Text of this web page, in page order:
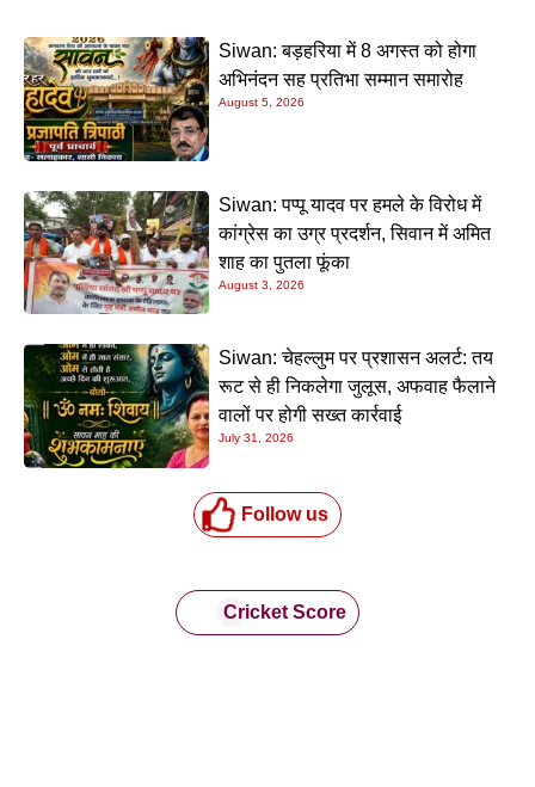
Siwan: बड़हरिया में 8 अगस्त को होगा
अभिनंदन सह प्रतिभा सम्मान समारोह
August 5, 2026
Siwan: पप्पू यादव पर हमले के विरोध में
कांग्रेस का उग्र प्रदर्शन, सिवान में अमित
शाह का पुतला फूंका
August 3, 2026
Siwan: चेहल्लुम पर प्रशासन अलर्ट: तय
रूट से ही निकलेगा जुलूस, अफवाह फैलाने
वालों पर होगी सख्त कार्रवाई
July 31, 2026
Follow us
Cricket Score